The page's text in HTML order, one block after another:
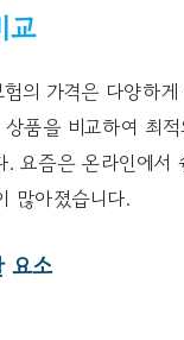
교
의 가격은 다양하
품을 비교하여 최
. 요즘은 온라인에서
많아졌습니다.
요소